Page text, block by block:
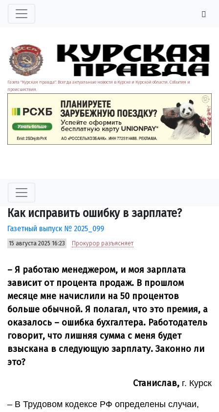
Газета "Курская правда". Всегда актуальные новости в Курске и Курской области. События и
происшествия.
Как исправить ошибку в зарплате?
Газетный выпуск № 2025_099
15 августа 2025 16:23 Прокурор разъясняет
– Я работаю менеджером, и моя зарплата
зависит от процента продаж. В прошлом
месяце мне начислили на 50 процентов
больше обычной. Я полагал, что это премия, а
оказалось – ошибка бухгалтера. Работодатель
говорит, что лишняя сумма с меня будет
взыскана в следующую зарплату. Законно ли
это?
Станислав, г. Курск
– В Трудовом кодексе РФ определены случаи,